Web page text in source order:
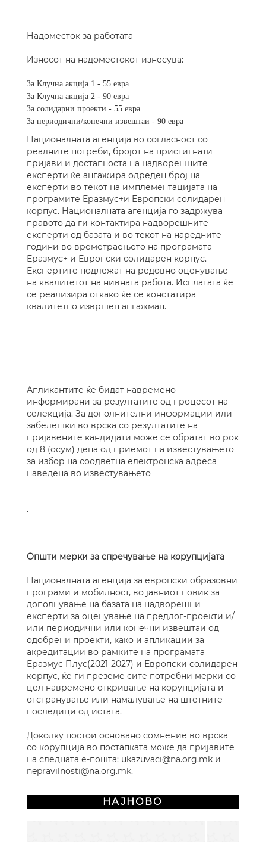
Надоместок за работата
Износот на надоместокот изнесува:
За Клучна акција 1 - 55 евра
За Клучна акција 2 - 90 евра
За солидарни проекти - 55 евра
За периодични/конечни извештаи - 90 евра
Националната агенција во согласност со
реалните потреби, бројот на пристигнати
пријави и достапноста на надворешните
експерти ќе ангажира одреден број на
експерти во текот на имплементацијата на
програмите Еразмус+и Европски солидарен
корпус. Националната агенција го задржува
правото да ги контактира надворешните
експерти од базата и во текот на наредните
години во времетраењето на програмата
Еразмус+ и Европски солидарен корпус.
Експертите подлежат на редовно оценување
на квалитетот на нивната работа. Исплатата ќе
се реализира откако ќе се констатира
квалитетно извршен ангажман.
Апликантите ќе бидат навремено
информирани за резултатите од процесот на
селекција. За дополнителни информации или
забелешки во врска со резултатите на
пријавените кандидати може се обратат во рок
од 8 (осум) дена од приемот на известувањето
за избор на соодветна електронска адреса
наведена во известувањето
.
Општи мерки за спречување на корупцијата
Националната агенција за европски образовни
програми и мобилност, во јавниот повик за
дополнување на базата на надворешни
експерти за оценување на предлог-проекти и/
или периодични или конечни извештаи од
одобрени проекти, како и апликации за
акредитации во рамките на програмата
Еразмус Плус(2021-2027) и Европски солидарен
корпус, ќе ги преземе сите потребни мерки со
цел навремено откривање на корупцијата и
отстранување или намалување на штетните
последици од истата.
Доколку постои основано сомнение во врска
со корупција во постапката може да пријавите
на следната е-пошта: ukazuvaci@na.org.mk и
nepravilnosti@na.org.mk.
НАЈНОВО